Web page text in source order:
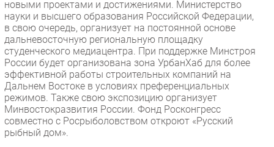
новыми проектами и достижениями. Министерство
науки и высшего образования Российской Федерации,
в свою очередь, организует на постоянной основе
дальневосточную региональную площадку
студенческого медиацентра. При поддержке Минстроя
России будет организована зона УрбанХаб для более
эффективной работы строительных компаний на
Дальнем Востоке в условиях преференциальных
режимов. Также свою экспозицию организует
Минвостокразвития России. Фонд Росконгресс
совместно с Росрыболовством откроют «Русский
рыбный дом».